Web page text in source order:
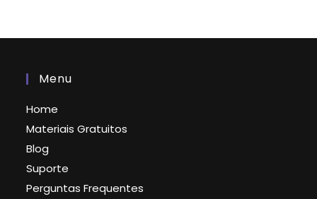
Menu
Home
Materiais Gratuitos
Blog
Suporte
Perguntas Frequentes